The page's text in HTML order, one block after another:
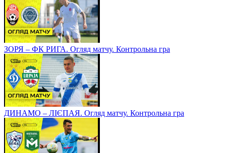
ЗОРЯ – ФК РИГА. Огляд матчу. Контрольна гра
ДИНАМО – ЛІЄПАЯ. Огляд матчу. Контрольна гра